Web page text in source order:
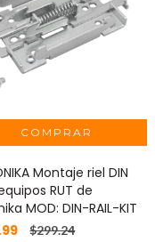
Montaje riel DIN
RUT de
MOD: DIN-RAIL-KIT
$299.24